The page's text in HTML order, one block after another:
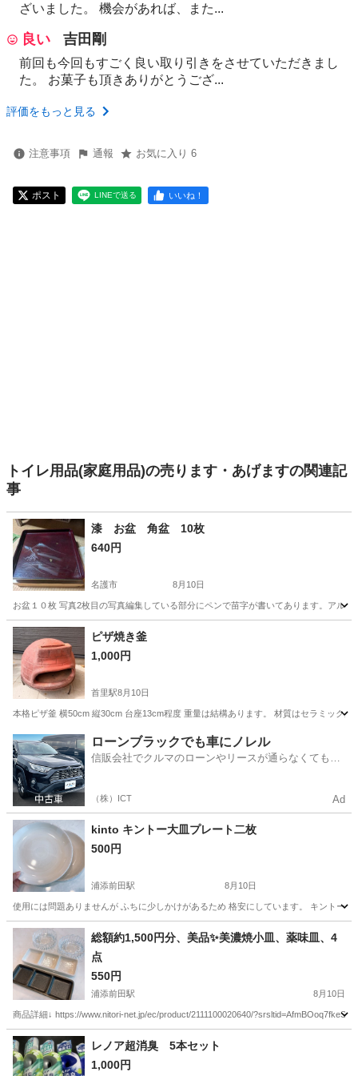
ざいました。 機会があれば、また...
良い 吉田剛
前回も今回もすごく良い取り引きをさせていただきまし
た。 お菓子も頂きありがとうござ...
評価をもっと見る
注意事項 通報 お気に入り 6
ポスト LINEで送る いいね！
トイレ用品(家庭用品)の売ります・あげますの関連記
事
漆 お盆 角盆 10枚
640円
名護市 8月10日
お盆１０枚 写真2枚目の写真編集している部分にペンで苗字が書いてあります。ア
沖縄 名護市 食器
ピザ焼き釜
1,000円
首里駅8月10日
本格ピザ釜 横50cm 縦30cm 台座13cm程度 重量は結構あります。 材質はセラミック
沖縄 南城市 首里駅 調理器具 かも
ローンブラックでも車にノレル
信販会社でクルマのローンやリースが通らなくてもク
（株）ICT Ad
kinto キントー大皿プレート二枚
500円
浦添前田駅 8月10日
使用には問題ありませんが ふちに少しかけがあるため 格安にしています。 キントー
沖縄 浦添市 浦添前田駅 食器 キントー
総額約1,500円分、美品✨美濃焼小皿、薬味皿、4
点
550円
浦添前田駅 8月10日
商品詳細↓ https://www.nitori-net.jp/ec/product/2111100020640/
沖縄 浦添市 浦添前田駅 食器 小皿
レノア超消臭 5本セット
1,000円